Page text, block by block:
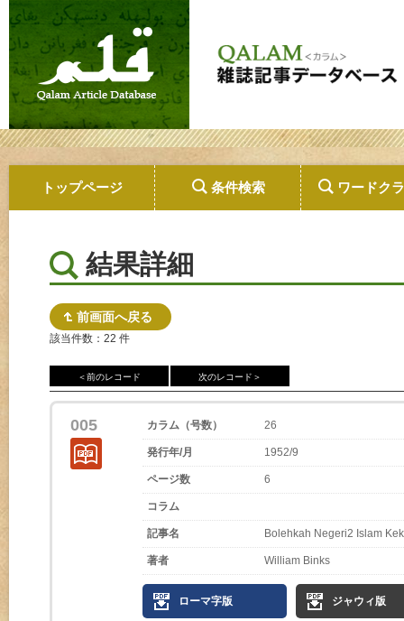
トップページ 条件検索 ワードク
結果詳細
前画面へ戻る
該当件数：22 件
＜前のレコード 次のレコード＞
005 カラム（号数） 26
発行年/月 1952/9
ページ数 6
コラム
記事名 Bolehkah Negeri2 Islam
著者 William Binks
ローマ字版 ジャウィ版